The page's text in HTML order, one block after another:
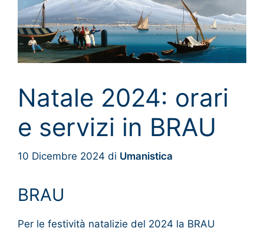
Natale 2024: orari
e servizi in BRAU
10 Dicembre 2024 di Umanistica
BRAU
Per le festività natalizie del 2024 la BRAU